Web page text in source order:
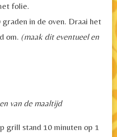
folie.
in de oven. Draai het
om. (maak dit eventueel en
van de maaltijd
grill stand 10 minuten op 1